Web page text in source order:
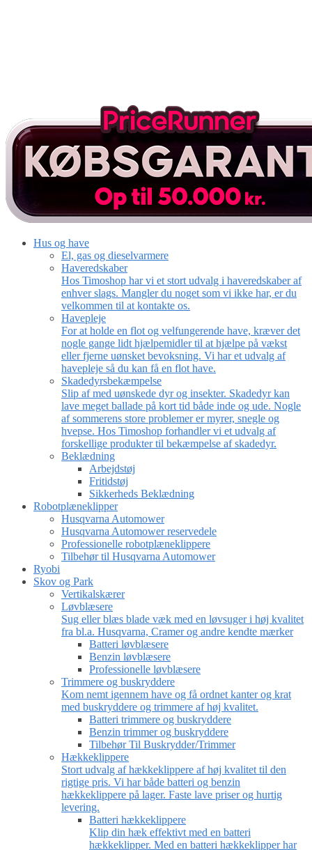
Hus og have
El, gas og dieselvarmere
Haveredskaber
Hos Timoshop har vi et stort udvalg i haveredskaber af
enhver slags. Mangler du noget som vi ikke har, er du
velkommen til at kontakte os.
Havepleje
For at holde en flot og velfungerende have, kræver det
nogle gange lidt hjælpemidler til at hjælpe på vækst
eller fjerne uønsket bevoksning. Vi har et udvalg af
havepleje så du kan få en flot have.
Skadedyrsbekæmpelse
Slip af med uønskede dyr og insekter. Skadedyr kan
lave meget ballade på kort tid både inde og ude. Nogle
af sommerens store problemer er myrer, snegle og
hvepse. Hos Timoshop forhandler vi et udvalg af
forskellige produkter til bekæmpelse af skadedyr.
Beklædning
Arbejdstøj
Fritidstøj
Sikkerheds Beklædning
Robotplæneklipper
Husqvarna Automower
Husqvarna Automower reservedele
Professionelle robotplæneklippere
Tilbehør til Husqvarna Automower
Ryobi
Skov og Park
Vertikalskærer
Løvblæsere
Sug eller blæs blade væk med en løvsuger i høj kvalitet
fra bl.a. Husqvarna, Cramer og andre kendte mærker
Batteri løvblæsere
Benzin løvblæsere
Professionelle løvblæsere
Trimmere og buskryddere
Kom nemt igennem have og få ordnet kanter og krat
med buskryddere og trimmere af høj kvalitet.
Batteri trimmere og buskryddere
Benzin trimmer og buskryddere
Tilbehør Til Buskrydder/Trimmer
Hækkeklippere
Stort udvalg af hækkeklippere af høj kvalitet til den
rigtige pris. Vi har både batteri og benzin
hækkeklippere på lager. Faste lave priser og hurtig
levering.
Batteri hækkeklippere
Klip din hæk effektivt med en batteri
hækkeklipper. Med en batteri hækkeklipper har